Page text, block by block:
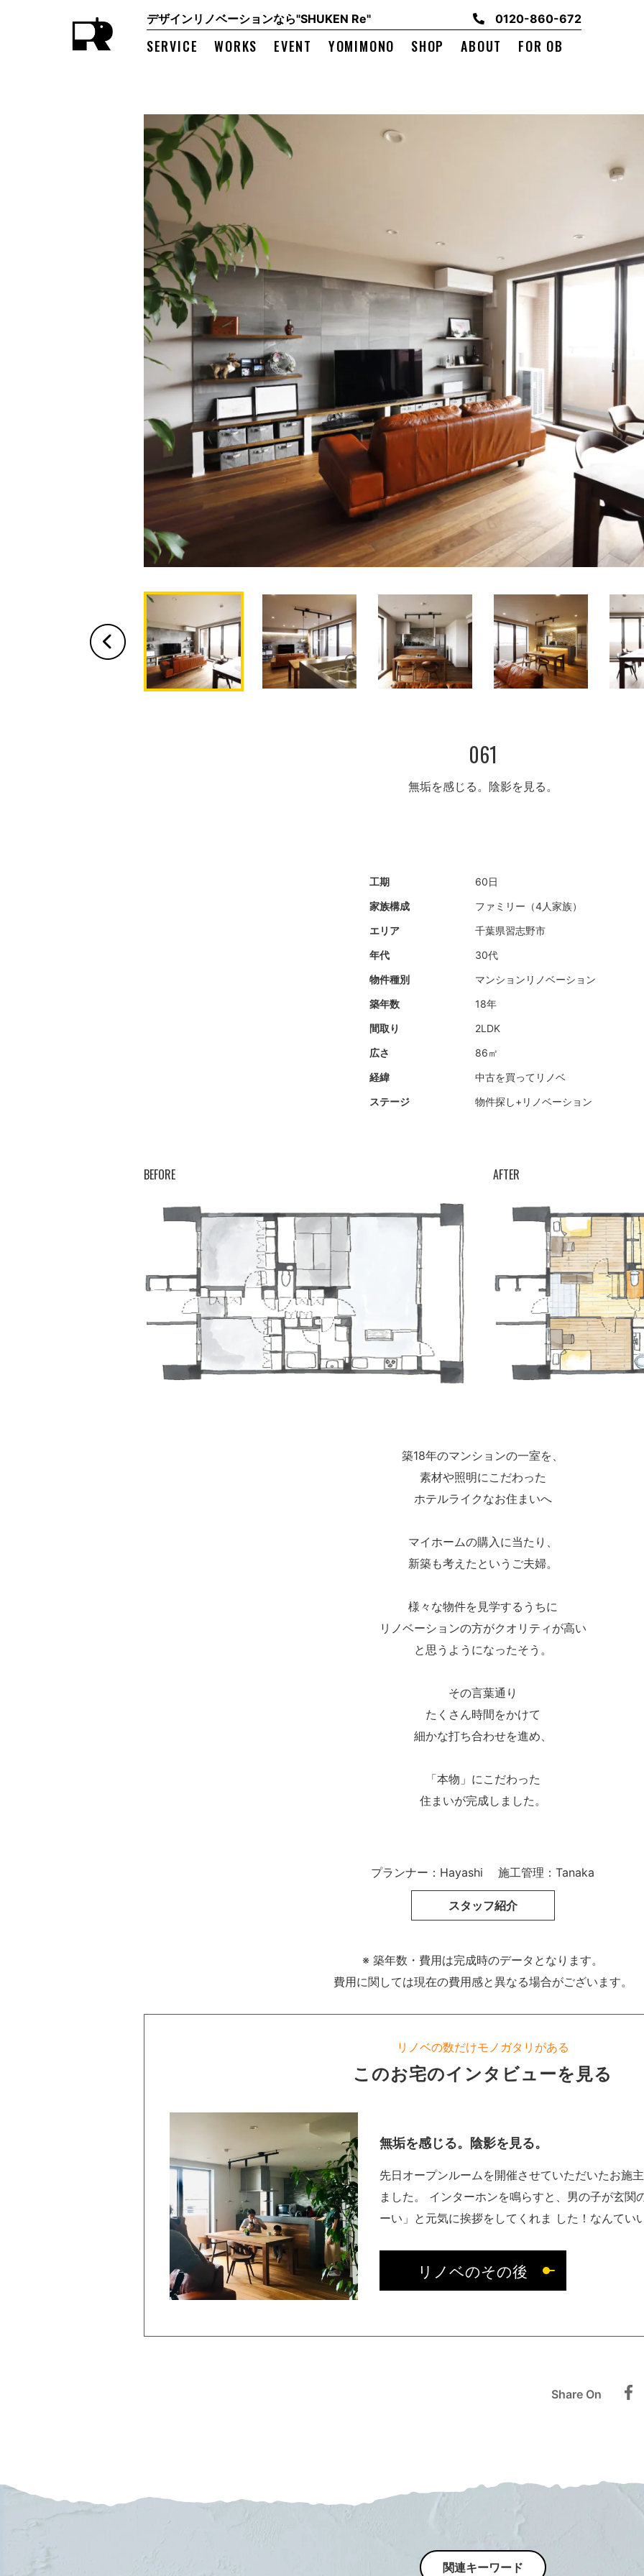
デザインリノベーションなら"SHUKEN Re" 0120-860-672
SERVICE WORKS EVENT YOMIMONO SHOP ABOUT FOR OB
061
無垢を感じる。陰影を見る。
工期
60日
家族構成
ファミリー（4人家族）
エリア
千葉県習志野市
年代
30代
物件種別
マンション リノベーション
築年数
18年
間取り
2LDK
広さ
86㎡
経緯
中古を買ってリノベ
ステージ
物件探し+ リノベーション
BEFORE AFTER
築18年のマンションの一室を、
素材や照明にこだわった
ホテルライクなお住まいへ
マイホームの購入に当たり、
新築も考えたというご夫婦。
様々な物件を見学するうちに
リノベーションの方がクオリティが高い
と思うようになったそう。
その言葉通り
たくさん時間をかけて
細かな打ち合わせを進め、
「本物」にこだわった
住まいが完成しました。
プランナー：Hayashi 施工管理：Tanaka
スタッフ紹介
※ 築年数・費用は完成時のデータとなります。
費用に関しては現在の費用感と異なる場合がございます。
リノベの数だけモノガタリがある
このお宅のインタビューを見る
無垢を感じる。陰影を見る。
先日オープンルームを開催させていただいたお施
ました。 インターホンを鳴らすと、男の子が玄関
ーい」と元気に挨拶をしてくれま した！なんてい
リノベのその後
Share On
関連キーワード